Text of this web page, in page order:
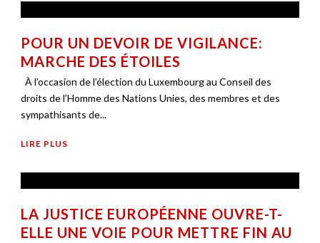
POUR UN DEVOIR DE VIGILANCE:
MARCHE DES ÉTOILES
À l’occasion de l’élection du Luxembourg au Conseil des
droits de l’Homme des Nations Unies, des membres et des
sympathisants de...
LIRE PLUS
LA JUSTICE EUROPÉENNE OUVRE-T-
ELLE UNE VOIE POUR METTRE FIN AU